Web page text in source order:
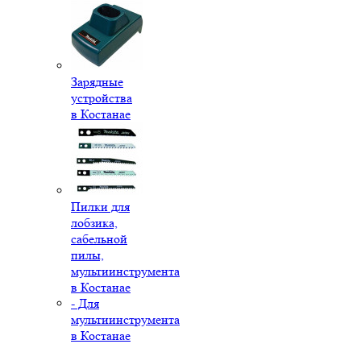
Зарядные
устройства
в Костанае
Пилки для
лобзика,
сабельной
пилы,
мультиинструмента
в Костанае
- Для
мультиинструмента
в Костанае